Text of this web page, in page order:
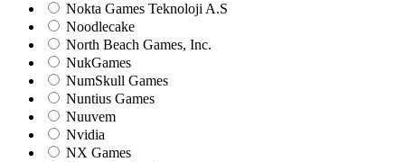
Nokta Games Teknoloji A.S
Noodlecake
North Beach Games, Inc.
NukGames
NumSkull Games
Nuntius Games
Nuuvem
Nvidia
NX Games